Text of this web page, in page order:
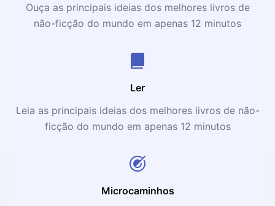
Ouça as principais ideias dos melhores livros de
não-ficção do mundo em apenas 12 minutos
Ler
Leia as principais ideias dos melhores livros de não-
ficção do mundo em apenas 12 minutos
Microcaminhos